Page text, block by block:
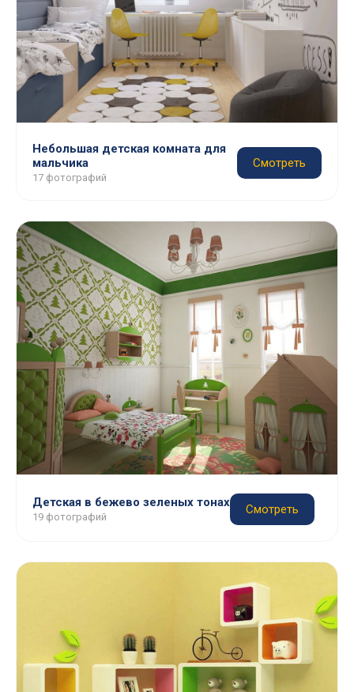
Небольшая детская комната для
мальчика
17 фотографий
Смотреть
Детская в бежево зеленых тонах
19 фотографий
Смотреть